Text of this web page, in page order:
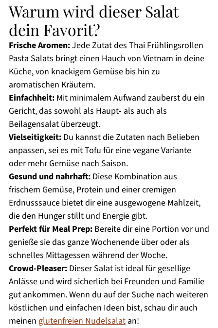
Warum wird dieser Salat
dein Favorit?
Frische Aromen:Jede Zutat des Thai Frühlingsrollen
Pasta Salats bringt einen Hauch von Vietnam in deine
Küche, von knackigem Gemüse bis hin zu
aromatischen Kräutern.
Einfachheit:Mit minimalem Aufwand zauberst du ein
Gericht, das sowohl als Haupt- als auch als
Beilagensalat überzeugt.
Vielseitigkeit:Du kannst die Zutaten nach Belieben
anpassen, sei es mit Tofu für eine vegane Variante
oder mehr Gemüse nach Saison.
Gesund und nahrhaft:Diese Kombination aus
frischem Gemüse, Protein und einer cremigen
Erdnusssauce bietet dir eine ausgewogene Mahlzeit,
die den Hunger stillt und Energie gibt.
Perfekt für Meal Prep:Bereite dir eine Portion vor und
genieße sie das ganze Wochenende über oder als
schnelles Mittagessen während der Woche.
Crowd-Pleaser:Dieser Salat ist ideal für gesellige
Anlässe und wird sicherlich bei Freunden und Familie
gut ankommen. Wenn du auf der Suche nach weiteren
köstlichen und einfachen Ideen bist, schau dir auch
meinen glutenfreien Nudelsalatan!